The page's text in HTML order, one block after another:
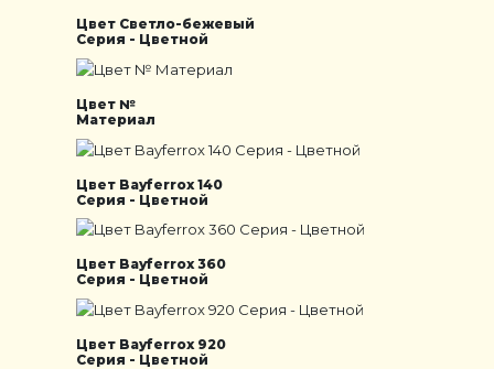
Цвет Светло-бежевый
Серия - Цветной
Цвет №
Материал
Цвет Bayferrox 140
Серия - Цветной
Цвет Bayferrox 360
Серия - Цветной
Цвет Bayferrox 920
Серия - Цветной